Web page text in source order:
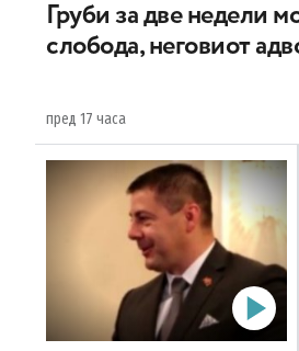
Груби за две недели
слобода, неговиот
пред 17 часа